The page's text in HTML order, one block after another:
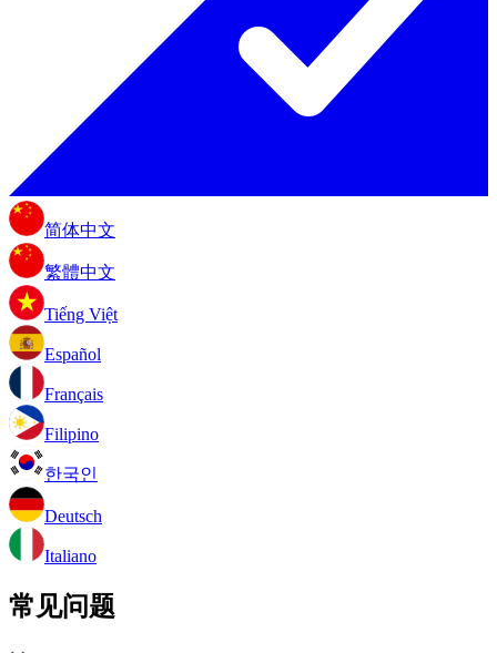
简体中文
繁體中文
Tiếng Việt
Español
Français
Filipino
한국인
Deutsch
Italiano
常见问题